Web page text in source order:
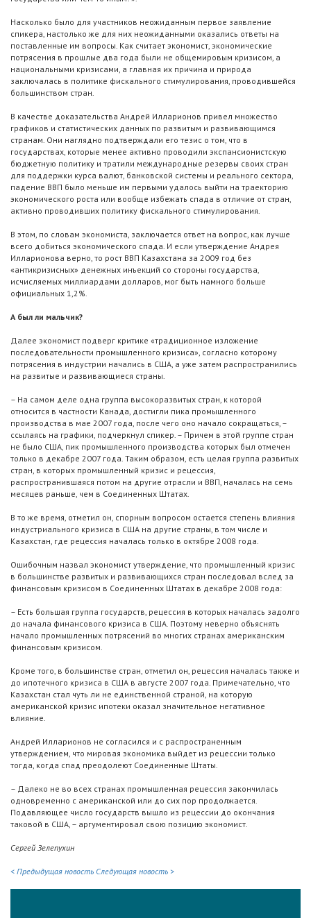
Насколько было для участников неожиданным первое заявление
спикера, настолько же для них неожиданными оказались ответы на
поставленные им вопросы. Как считает экономист, экономические
потрясения в прошлые два года были не общемировым кризисом, а
национальными кризисами, а главная их причина и природа
заключалась в политике фискального стимулирования, проводившейся
большинством стран.
В качестве доказательства Андрей Илларионов привел множество
графиков и статистических данных по развитым и развивающимся
странам. Они наглядно подтверждали его тезис о том, что в
государствах, которые менее активно проводили экспансионистскую
бюджетную политику и тратили международные резервы своих стран
для поддержки курса валют, банковской системы и реального сектора,
падение ВВП было меньше им первыми удалось выйти на траекторию
экономического роста или вообще избежать спада в отличие от стран,
активно проводивших политику фискального стимулирования.
В этом, по словам экономиста, заключается ответ на вопрос, как лучше
всего добиться экономического спада. И если утверждение Андрея
Илларионова верно, то рост ВВП Казахстана за 2009 год без
«антикризисных» денежных инъекций со стороны государства,
исчисляемых миллиардами долларов, мог быть намного больше
официальных 1,2%.
А был ли мальчик?
Далее экономист подверг критике «традиционное изложение
последовательности промышленного кризиса», согласно которому
потрясения в индустрии начались в США, а уже затем распространились
на развитые и развивающиеся страны.
– На самом деле одна группа высокоразвитых стран, к которой
относится в частности Канада, достигли пика промышленного
производства в мае 2007 года, после чего оно начало сокращаться, –
ссылаясь на графики, подчеркнул спикер. – Причем в этой группе стран
не было США, пик промышленного производства которых был отмечен
только в декабре 2007 года. Таким образом, есть целая группа развитых
стран, в которых промышленный кризис и рецессия,
распространившаяся потом на другие отрасли и ВВП, началась на семь
месяцев раньше, чем в Соединенных Штатах.
В то же время, отметил он, спорным вопросом остается степень влияния
индустриального кризиса в США на другие страны, в том числе и
Казахстан, где рецессия началась только в октябре 2008 года.
Ошибочным назвал экономист утверждение, что промышленный кризис
в большинстве развитых и развивающихся стран последовал вслед за
финансовым кризисом в Соединенных Штатах в декабре 2008 года:
– Есть большая группа государств, рецессия в которых началась задолго
до начала финансового кризиса в США. Поэтому неверно объяснять
начало промышленных потрясений во многих странах американским
финансовым кризисом.
Кроме того, в большинстве стран, отметил он, рецессия началась также и
до ипотечного кризиса в США в августе 2007 года. Примечательно, что
Казахстан стал чуть ли не единственной страной, на которую
американской кризис ипотеки оказал значительное негативное
влияние.
Андрей Илларионов не согласился и с распространенным
утверждением, что мировая экономика выйдет из рецессии только
тогда, когда спад преодолеют Соединенные Штаты.
– Далеко не во всех странах промышленная рецессия закончилась
одновременно с американской или до сих пор продолжается.
Подавляющее число государств вышло из рецессии до окончания
таковой в США, – аргументировал свою позицию экономист.
Сергей Зелепухин
< Предыдущая новость Следующая новость >